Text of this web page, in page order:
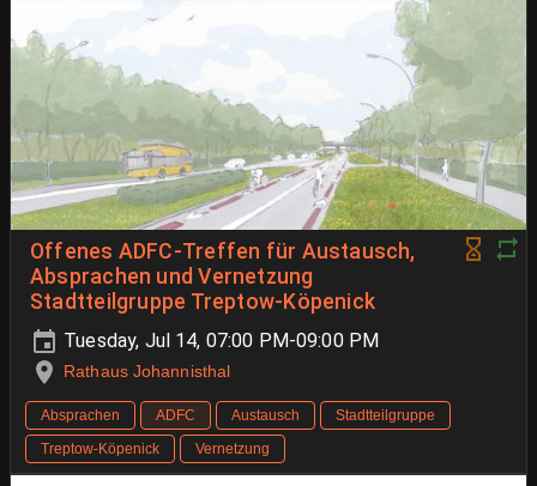
Offenes ADFC-Treffen für Austausch,
Absprachen und Vernetzung
Stadtteilgruppe Treptow-Köpenick
Tuesday, Jul 14, 07:00 PM-09:00 PM
Rathaus Johannisthal
Absprachen ADFC Austausch
Stadtteilgruppe
Treptow-Köpenick
Vernetzung